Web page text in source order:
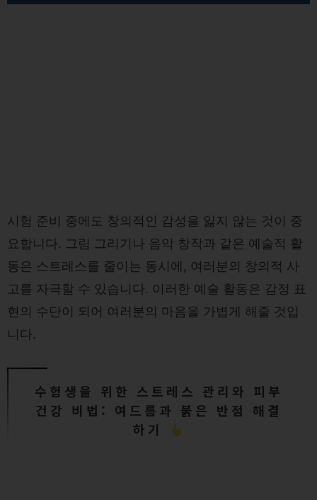
시험 준비 중에도 창의적인 감성을 잃지 않는 것이 중
요합니다. 그림 그리기나 음악 창작과 같은 예술적 활
동은 스트레스를 줄이는 동시에, 여러분의 창의적 사
고를 자극할 수 있습니다. 이러한 예술 활동은 감정 표
현의 수단이 되어 여러분의 마음을 가볍게 해줄 것입
니다.
수험생을 위한 스트레스 관리와 피부
건강 비법: 여드름과 붉은 반점 해결
하기